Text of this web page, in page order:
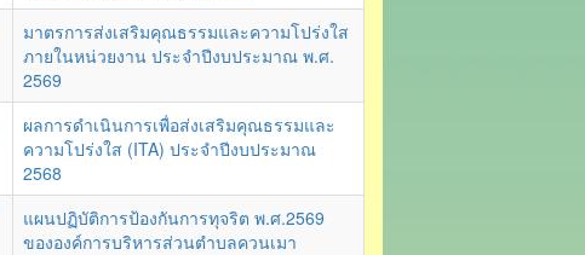
มาตรการส่งเสริมคุณธรรมและความโปร่งใส
ภายในหน่วยงาน ประจำปีงบประมาณ พ.ศ.
2569
ผลการดำเนินการเพื่อส่งเสริมคุณธรรมและ
ความโปร่งใส (ITA) ประจำปีงบประมาณ
2568
แผนปฏิบัติการป้องกันการทุจริต พ.ศ.2569
ขององค์การบริหารส่วนตำบลควนเมา